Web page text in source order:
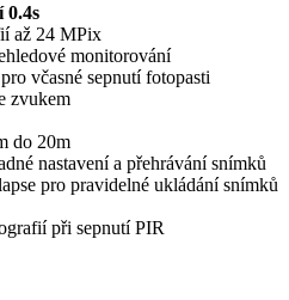
0.4s
až 24 MPix
monitorování
včasné sepnutí fotopasti
zvukem
do 20m
nastavení a přehrávání snímků
pro pravidelné ukládání snímků
při sepnutí PIR